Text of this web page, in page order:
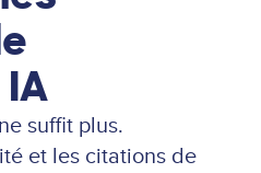
suffit plus.
et les citations de